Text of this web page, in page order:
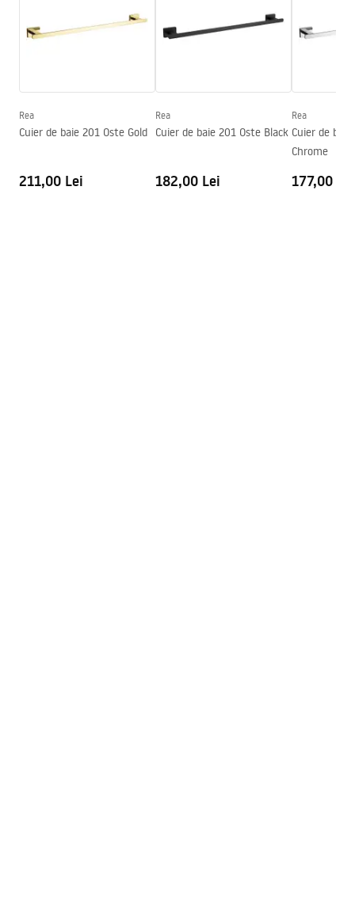
Adâncime
70mm
Rea
Cuier de baie 201 Oste Gold
211,00 Lei
Rea
Cuier de baie 201 Oste Black
182,00 Lei
Rea
Cuier de
Chrome
177,00 Lei